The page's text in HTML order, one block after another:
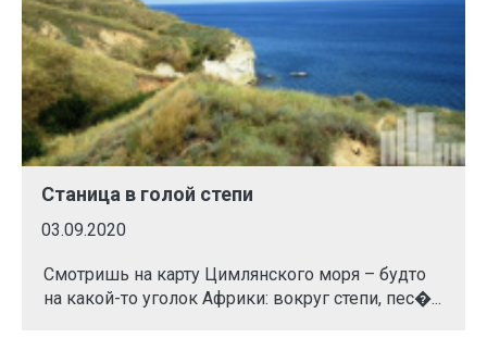
Станица в голой степи
03.09.2020
Смотришь на карту Цимлянского моря – будто
на какой-то уголок Африки: вокруг степи, пес�...